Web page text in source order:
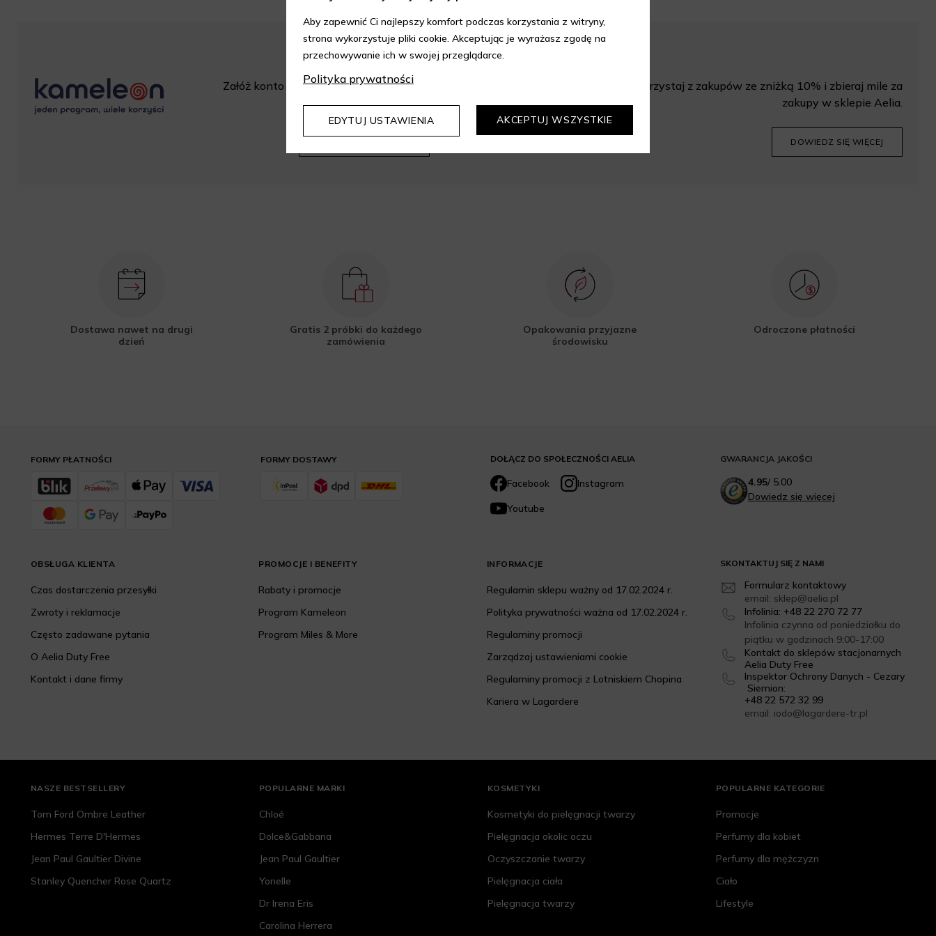
Załóż konto w sklepie Aelia i korzystaj z
zakupów z 10% rabatem.
Korzystaj z zakupów ze zniżką 10% i zbieraj mile za
zakupy w sklepie Aelia.
DOWIEDZ SIĘ WIĘCEJ
Dostawa nawet na drugi
dzień
Gratis 2 próbki do każdego
zamówienia
Opakowania przyjazne
środowisku
Odroczone płatności
DOŁĄCZ DO SPOŁECZNOŚCI AELIA
Facebook
Instagram
Youtube
SKONTAKTUJ SIĘ Z NAMI
Formularz kontaktowy
email: sklep@aelia.pl
Infolinia: +48 22 270 72 77
Infolinia czynna od poniedziałku do
piątku w godzinach 9:00-17:00
Kontakt do sklepów stacjonarnych
Aelia Duty Free
Inspektor Ochrony Danych - Cezary
Siemion:
+48 22 572 32 99
email: iodo@lagardere-tr.pl
FORMY DOSTAWY
FORMY PŁATNOŚCI
OBSŁUGA KLIENTA
Czas dostarczenia przesyłki
Zwroty i reklamacje
Często zadawane pytania
O Aelia Duty Free
Kontakt i dane firmy
PROMOCJE I BENEFITY
Rabaty i promocje
Program Kameleon
Program Miles & More
INFORMACJE
Regulamin sklepu ważny od 17.02.2024 r.
Polityka prywatności ważna od 17.02.2024 r.
Regulaminy promocji
Zarządzaj ustawieniami cookie
Regulaminy promocji z Lotniskiem Chopina
Kariera w Lagardere
GWARANCJA JAKOŚCI
4.95/5.00
Dowiedz się więcej
NASZE BESTSELLERY
Tom Ford Ombre Leather
Hermes Terre D'Hermes
Jean Paul Gaultier Divine
Stanley Quencher Rose Quartz
POPULARNE MARKI
Chloé
Dolce&Gabbana
Jean Paul Gaultier
Yonelle
Dr Irena Eris
Carolina Herrera
KOSMETYKI
Kosmetyki do pielęgnacji twarzy
Pielęgnacja okolic oczu
Oczyszczanie twarzy
Pielęgnacja ciała
Pielęgnacja twarzy
POPULARNE KATEGORIE
Promocje
Perfumy dla kobiet
Perfumy dla mężczyzn
Ciało
Lifestyle
Aby zapewnić Ci najlepszy komfort podczas korzystania z witryny,
strona wykorzystuje pliki cookie. Akceptując je wyrażasz zgodę na
przechowywanie ich w swojej przeglądarce.
Polityka prywatności
EDYTUJ USTAWIENIA AKCEPTUJ WSZYSTKIE